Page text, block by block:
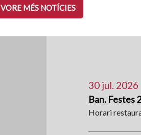
VORE MÉS NOTÍCIES
30 jul. 2026
Ban. Festes
Horari